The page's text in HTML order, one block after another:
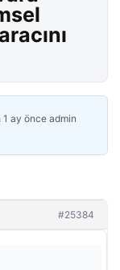
1 ay önce admin
#25384